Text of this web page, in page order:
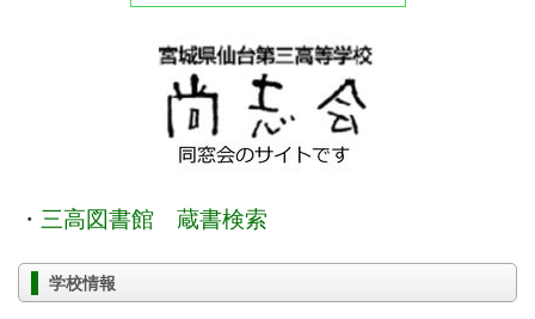
・ 三高図書館 蔵書検索
学校情報